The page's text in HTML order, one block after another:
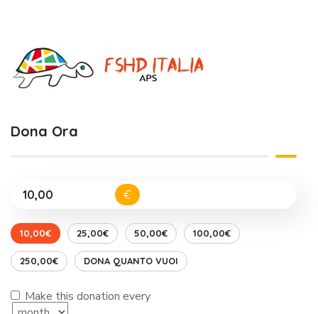
Dona Ora
€
10,00€ 25,00€ 50,00€ 100,00€
250,00€ DONA QUANTO VUOI
Make this donation every